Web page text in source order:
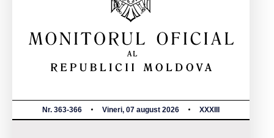
Nr. 363-366 Vineri, 07 august 2026 XXXIII